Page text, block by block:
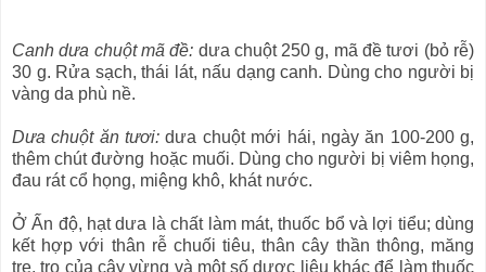
Canh dưa chuột mã đề: dưa chuột 250 g, mã đề tươi (bỏ rễ)
30 g. Rửa sạch, thái lát, nấu dạng canh. Dùng cho người bị
vàng da phù nề.
Dưa chuột ăn tươi: dưa chuột mới hái, ngày ăn 100-200 g,
thêm chút đường hoặc muối. Dùng cho người bị viêm họng,
đau rát cổ họng, miệng khô, khát nước.
Ở Ấn độ, hạt dưa là chất làm mát, thuốc bổ và lợi tiểu; dùng
kết hợp với thân rễ chuối tiêu, thân cây thần thông, măng
tre, tro của cây vừng và một số dược liệu khác để làm thuốc